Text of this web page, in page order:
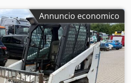
certificato CE, specchio
faro rotante, sedile, Fotocamera
Annuncio economico